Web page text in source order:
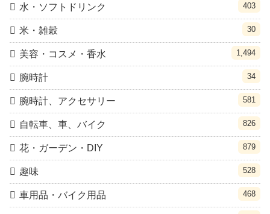
水・ソフトドリンク 403
米・雑穀 30
美容・コスメ・香水 1,494
腕時計 34
腕時計、アクセサリー 581
自転車、車、バイク 826
花・ガーデン・DIY 879
趣味 528
車用品・バイク用品 468